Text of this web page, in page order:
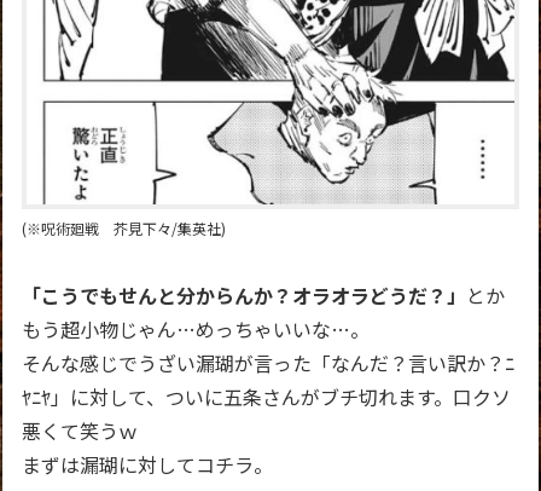
(※呪術廻戦 芥見下々/集英社)
「こうでもせんと分からんか？オラオラどうだ？」 とか
もう超小物じゃん…めっちゃいいな…。
そんな感じでうざい漏瑚が言った「なんだ？言い訳か？ﾆ
ﾔﾆﾔ」に対して、ついに五条さんがブチ切れます。口クソ
悪くて笑うｗ
まずは漏瑚に対してコチラ。